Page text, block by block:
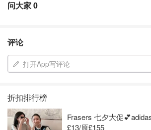
问大家0
评论
打开App写评论
折扣排行榜
Frasers 七夕大促
£13/原£155